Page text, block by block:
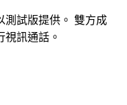
測試版提供。 雙方成
訊通話。